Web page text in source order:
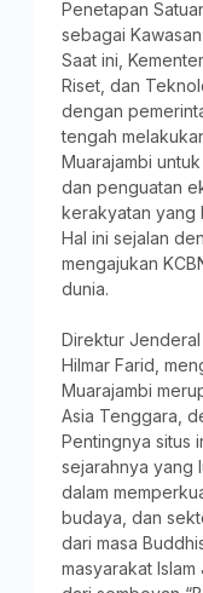
Penetapan
sebagai
Saat ini,
Riset, dan
dengan
tengah
Muarajambi
dan penguatan
kerakyatan yang
Hal ini sejalan
mengajukan
dunia.
Direktur
Hilmar Farid,
Muarajambi
Asia Tenggara,
Pentingnya situs
sejarahnya yang
dalam
budaya, dan
dari masa
masyarakat